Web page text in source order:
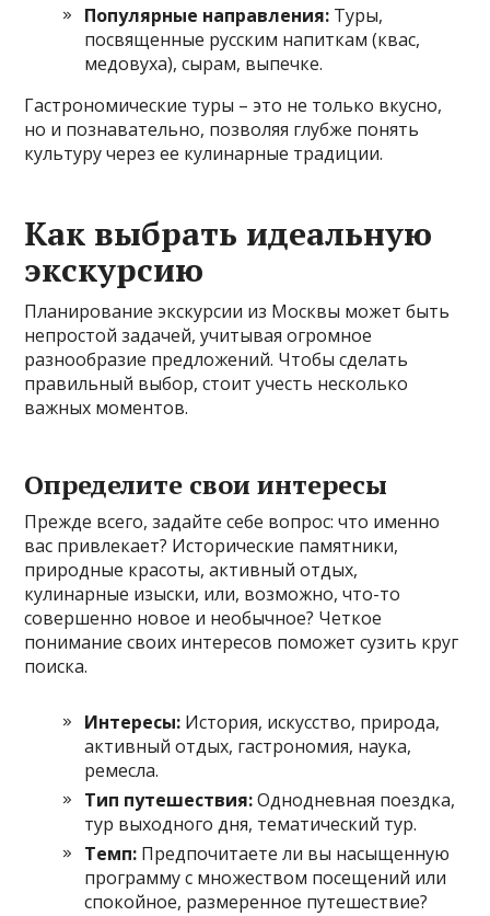
Популярные направления: Туры,
посвященные русским напиткам (квас,
медовуха), сырам, выпечке.
Гастрономические туры – это не только вкусно,
но и познавательно, позволяя глубже понять
культуру через ее кулинарные традиции.
Как выбрать идеальную
экскурсию
Планирование экскурсии из Москвы может быть
непростой задачей, учитывая огромное
разнообразие предложений. Чтобы сделать
правильный выбор, стоит учесть несколько
важных моментов.
Определите свои интересы
Прежде всего, задайте себе вопрос: что именно
вас привлекает? Исторические памятники,
природные красоты, активный отдых,
кулинарные изыски, или, возможно, что-то
совершенно новое и необычное? Четкое
понимание своих интересов поможет сузить круг
поиска.
Интересы: История, искусство, природа,
активный отдых, гастрономия, наука,
ремесла.
Тип путешествия:Однодневная поездка,
тур выходного дня, тематический тур.
Темп: Предпочитаете ли вы насыщенную
программу с множеством посещений или
спокойное, размеренное путешествие?